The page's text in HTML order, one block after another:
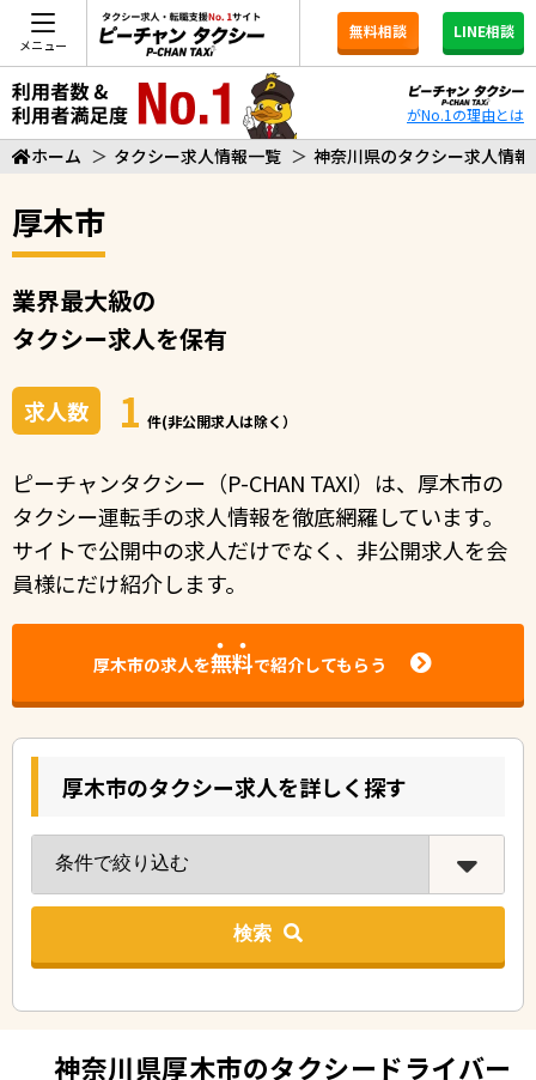
メニュー
無料相談 LINE相談
がNo.1の理由とは
ホーム ＞ タクシー求人情報一覧 ＞ 神奈川県のタクシー求人情報
厚木市
業界最大級の
タクシー求人を保有
求人数 1 件(非公開求人は除く）
ピーチャンタクシー（P-CHAN TAXI）は、厚木市の
タクシー運転手の求人情報を徹底網羅しています。
サイトで公開中の求人だけでなく、非公開求人を会
員様にだけ紹介します。
厚木市の求人を無料で紹介してもらう
厚木市のタクシー求人を詳しく探す
検索
神奈川県厚木市のタクシードライバー